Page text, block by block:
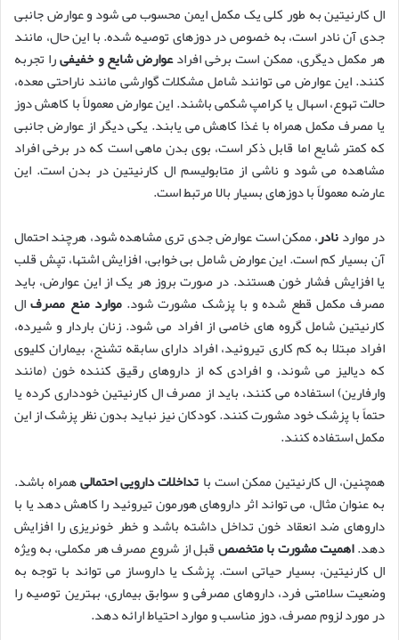
ال کارنیتین به طور کلی یک مکمل ایمن محسوب می شود و عوارض جانبی
جدی آن نادر است، به خصوص در دوزهای توصیه شده. با این حال، مانند
هر مکمل دیگری، ممکن است برخی افرادعوارض شایع و خفیفیرا تجربه
کنند. این عوارض می توانند شامل مشکلات گوارشی مانند ناراحتی معده،
حالت تهوع، اسهال یا کرامپ شکمی باشند. این عوارض معمولاً با کاهش دوز
یا مصرف مکمل همراه با غذا کاهش می یابند. یکی دیگر از عوارض جانبی
که کمتر شایع اما قابل ذکر است، بوی بدن ماهی است که در برخی افراد
مشاهده می شود و ناشی از متابولیسم ال کارنیتین در بدن است. این
عارضه معمولاً با دوزهای بسیار بالا مرتبط است.
در مواردنادر، ممکن است عوارض جدی تری مشاهده شود، هرچند احتمال
آن بسیار کم است. این عوارض شامل بی خوابی، افزایش اشتها، تپش قلب
یا افزایش فشار خون هستند. در صورت بروز هر یک از این عوارض، باید
مصرف مکمل قطع شده و با پزشک مشورت شود.موارد منع مصرفال
کارنیتین شامل گروه های خاصی از افراد می شود. زنان باردار و شیرده،
افراد مبتلا به کم کاری تیروئید، افراد دارای سابقه تشنج، بیماران کلیوی
که دیالیز می شوند، و افرادی که از داروهای رقیق کننده خون (مانند
وارفارین) استفاده می کنند، باید از مصرف ال کارنیتین خودداری کرده یا
حتماً با پزشک خود مشورت کنند. کودکان نیز نباید بدون نظر پزشک از این
مکمل استفاده کنند.
همچنین، ال کارنیتین ممکن است با تداخلات دارویی احتمالیهمراه باشد.
به عنوان مثال، می تواند اثر داروهای هورمون تیروئید را کاهش دهد یا با
داروهای ضد انعقاد خون تداخل داشته باشد و خطر خونریزی را افزایش
دهد.اهمیت مشورت با متخصصقبل از شروع مصرف هر مکملی، به ویژه
ال کارنیتین، بسیار حیاتی است. پزشک یا داروساز می تواند با توجه به
وضعیت سلامتی فرد، داروهای مصرفی و سوابق بیماری، بهترین توصیه را
در مورد لزوم مصرف، دوز مناسب و موارد احتیاط ارائه دهد.